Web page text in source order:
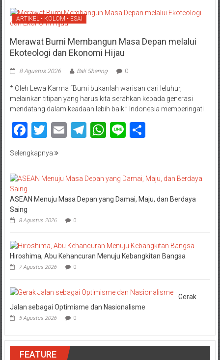
ARTIKEL • KOLOM • ESAI
Merawat Bumi Membangun Masa Depan melalui
Ekoteologi dan Ekonomi Hijau
8 Agustus 2026 Bali Sharing 0
* Oleh Lewa Karma “Bumi bukanlah warisan dari leluhur,
melainkan titipan yang harus kita serahkan kepada generasi
mendatang dalam keadaan lebih baik.” Indonesia memperingati
Facebook
Twitter
EmailTelegram
WhatsApp
LineShare
Selengkapnya
ASEAN Menuju Masa Depan yang Damai, Maju, dan Berdaya
Saing
8 Agustus 2026 0
Hiroshima, Abu Kehancuran Menuju Kebangkitan Bangsa
7 Agustus 2026 0
Gerak
Jalan sebagai Optimisme dan Nasionalisme
5 Agustus 2026 0
FEATURE